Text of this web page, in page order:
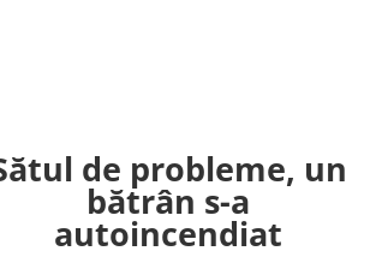
de probleme, un
bătrân s-a
autoincendiat